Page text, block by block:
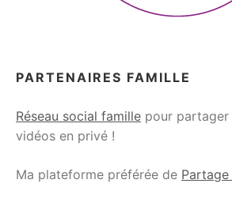
PARTENAIRES FAMILLE
Réseau social famille pour
vidéos en privé !
Ma plateforme préférée de